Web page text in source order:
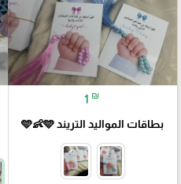
1 ₪
بطاقات المواليد التريند 🩵👶🩵